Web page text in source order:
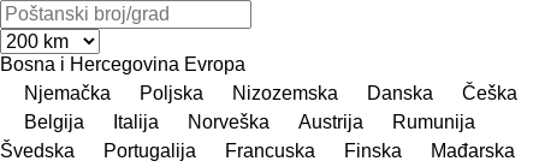
Bosna i Hercegovina Evropa
Njemačka
Poljska Nizozemska Danska
Češka
Belgija
Italija Norveška Austrija
Rumunija
Švedska
Portugalija Francuska Finska
Mađarska